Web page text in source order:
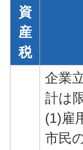
資
産
税
企業
計は
(1)雇
市民